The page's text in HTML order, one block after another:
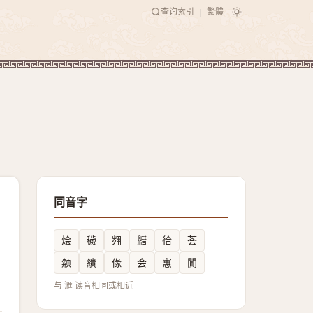
查询索引 繁體
同音字
烩 穢 翙 䵻 㣛
荟
颒
繢 㑰 会 寭 闠
与 滙 读音相同或相近